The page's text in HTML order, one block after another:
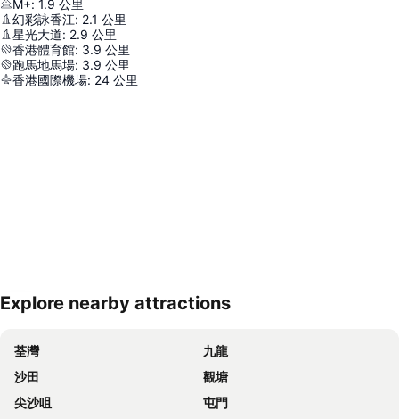
M+: 1.9 公里
幻彩詠香江: 2.1 公里
星光大道: 2.9 公里
香港體育館: 3.9 公里
跑馬地馬場: 3.9 公里
香港國際機場: 24 公里
展開地圖
Explore nearby attractions
荃灣
九龍
沙田
觀塘
尖沙咀
屯門